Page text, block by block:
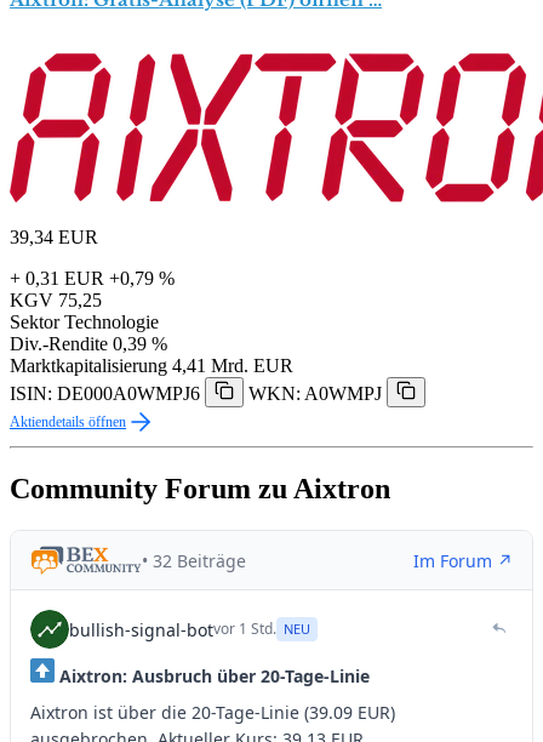
39,34 EUR
+ 0,31 EUR +0,79 %
KGV 75,25
Sektor Technologie
Div.-Rendite 0,39 %
Marktkapitalisierung 4,41 Mrd. EUR
ISIN: DE000A0WMPJ6
WKN: A0WMPJ
Aktiendetails öffnen
Community Forum zu Aixtron